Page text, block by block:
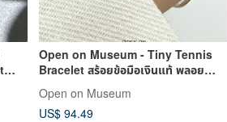
Open on Museum - Tiny Tennis
Bracelet สร้อยข้อมือเงินแท้ พลอย
Open on Museum
US$ 94.49